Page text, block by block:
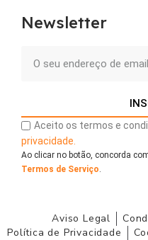
Newsletter
Aceito os termos e
privacidade.
Ao clicar no botão, concorda
Termos de Serviço
Aviso Legal
Política de Privacidade